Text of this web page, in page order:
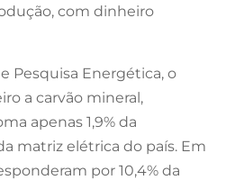
com dinheiro
Pesquisa Energética, o
a carvão mineral,
apenas 1,9% da
matriz elétrica do país. Em
por 10,4% da